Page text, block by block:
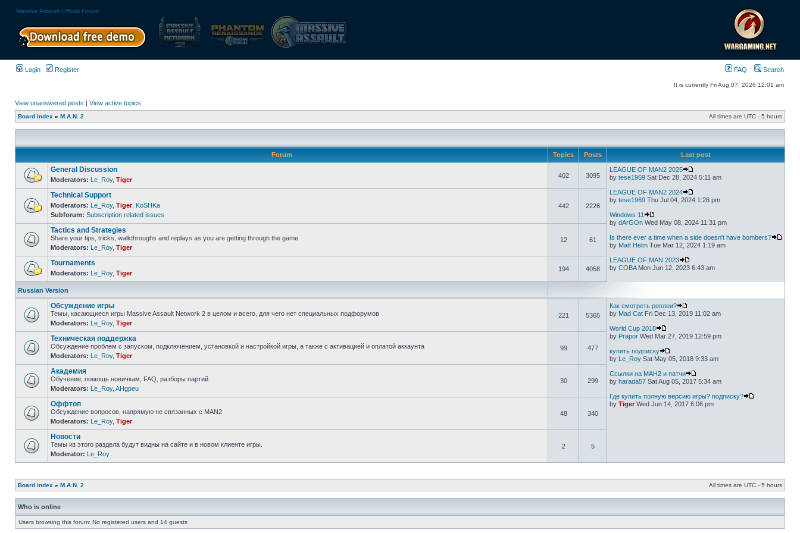
Massive Assault Official Forum
Login Register FAQ Search
It is currently Fri Aug 07, 2026 12:01 am
View unanswered posts | View active topics
Board index » M.A.N. 2 All times are UTC - 5 hours
Forum Topics Posts Last post
General Discussion
Moderators: Le_Roy, Tiger
402 3095
LEAGUE OF MAN2 2025
by tese1969 Sat Dec 28, 2024 5:11 am
LEAGUE OF MAN2 2024
by tese1969 Thu Jul 04, 2024 1:26 pm
Windows 11
by dArGOn Wed May 08, 2024 11:31 pm
Is there ever a time when a side doesn't have bombers?
by Matt Helm Tue Mar 12, 2024 1:19 am
LEAGUE OF MAN 2023
by COBAMon Jun 12, 2023 6:43 am
Technical Support
Moderators: Le_Roy, Tiger, KoSHKa
Subforum: Subscription related issues
442 2226
Tactics and Strategies
Share your tips, tricks, walkthroughs and replays as you are getting through the game
Moderators: Le_Roy, Tiger
12 61
Tournaments
Moderators: Le_Roy, Tiger
194 4058
Russian Version
Обсуждение игры
Темы, касающиеся игры Massive Assault Network 2 в целом и всего, для чего нет специальных подфорумов
Moderators: Le_Roy, Tiger
221 5365
Как смотреть реплеи?
by Mad Cat Fri Dec 13, 2019 11:02 am
World Cup 2018
by Prapor Wed Mar 27, 2019 12:59 pm
купить подписку
by Le_Roy Sat May 05, 2018 9:33 am
Ссылки на МАН2 и патчи
by harada57 Sat Aug 05, 2017 5:34 am
Где купить полную версию игры? подписку?
by TigerWed Jun 14, 2017 6:06 pm
Техническая поддержка
Обсуждение проблем с запуском, подключением, установкой и настройкой игры, а также с активацией и оплатой аккаунта
Moderators: Le_Roy, Tiger
99 477
Академия
Обучение, помощь новичкам, FAQ, разборы партий.
Moderators: Le_Roy, AHgpeu
30 299
Оффтоп
Обсуждение вопросов, напрямую не связанных с MAN2
Moderators: Le_Roy, Tiger
48 340
Новости
Темы из этого раздела будут видны на сайте и в новом клиенте игры.
Moderator: Le_Roy
2 5
Board index » M.A.N. 2 All times are UTC - 5 hours
Who is online
Users browsing this forum: No registered users and 14 guests